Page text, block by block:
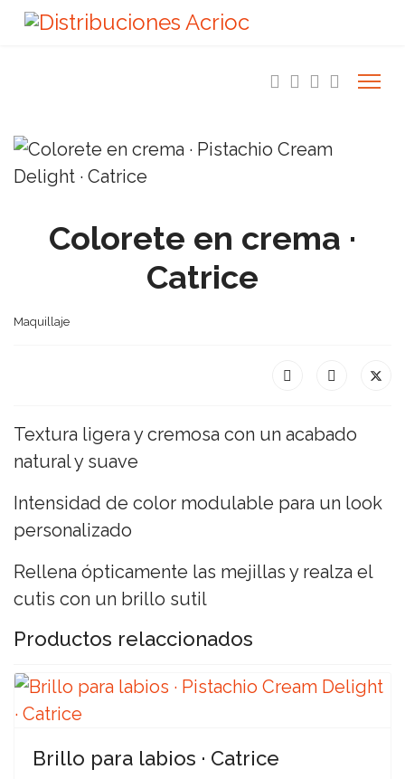
Colorete en crema ·
Catrice
Maquillaje
Textura ligera y cremosa con un acabado
natural y suave
Intensidad de color modulable para un look
personalizado
Rellena ópticamente las mejillas y realza el
cutis con un brillo sutil
Productos relaccionados
Brillo para labios · Catrice